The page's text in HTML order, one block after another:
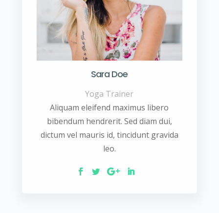
Sara Doe
Yoga Trainer
Aliquam eleifend maximus libero
bibendum hendrerit. Sed diam dui,
dictum vel mauris id, tincidunt gravida
leo.